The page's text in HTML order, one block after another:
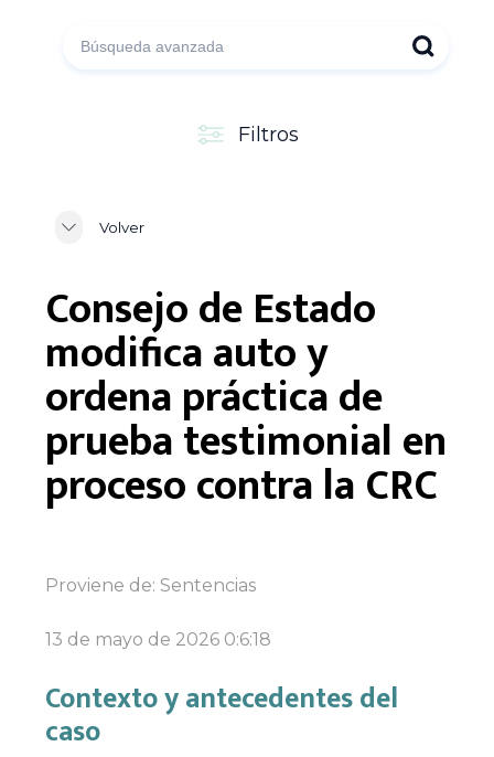
Filtros
Volver
Consejo de Estado
modifica auto y
ordena práctica de
prueba testimonial en
proceso contra la CRC
Proviene de: Sentencias
13 de mayo de 2026 0:6:18
Contexto y antecedentes del
caso